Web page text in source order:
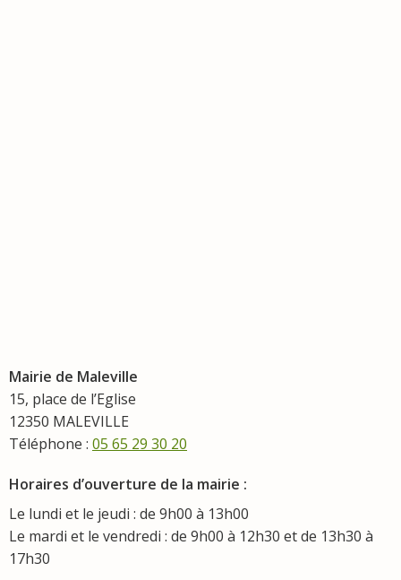
Mairie de Maleville
15, place de l’Eglise
12350 MALEVILLE
Téléphone : 05 65 29 30 20
Horaires d’ouverture de la mairie :
Le lundi et le jeudi : de 9h00 à 13h00
Le mardi et le vendredi : de 9h00 à 12h30 et de 13h30 à
17h30